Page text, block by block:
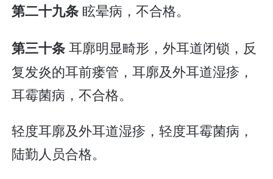
第二十九条 眩晕病，不合格。
第三十条耳廓明显畸形，外耳道闭锁，反
复发炎的耳前瘘管，耳廓及外耳道湿疹，
耳霉菌病，不合格。
轻度耳廓及外耳道湿疹，轻度耳霉菌病，
陆勤人员合格。